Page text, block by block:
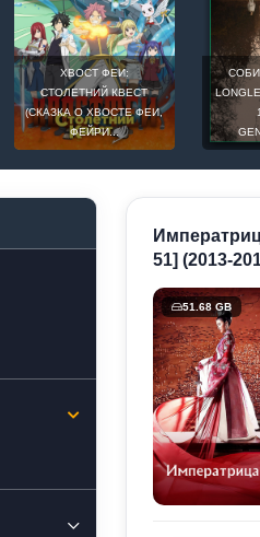
ХВОСТ ФЕИ:
СТОЛЕТНИЙ КВЕСТ
(СКАЗКА О ХВОСТЕ ФЕИ,
ФЕЙРИ...
51] (2013-
51.68 GB